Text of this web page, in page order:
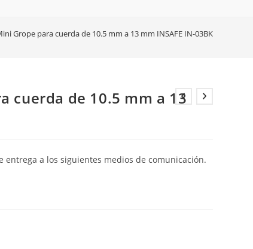
Grope para cuerda de 10.5 mm a 13 mm INSAFE IN-03BK
cuerda de 10.5 mm a 13
a los siguientes medios de comunicación.